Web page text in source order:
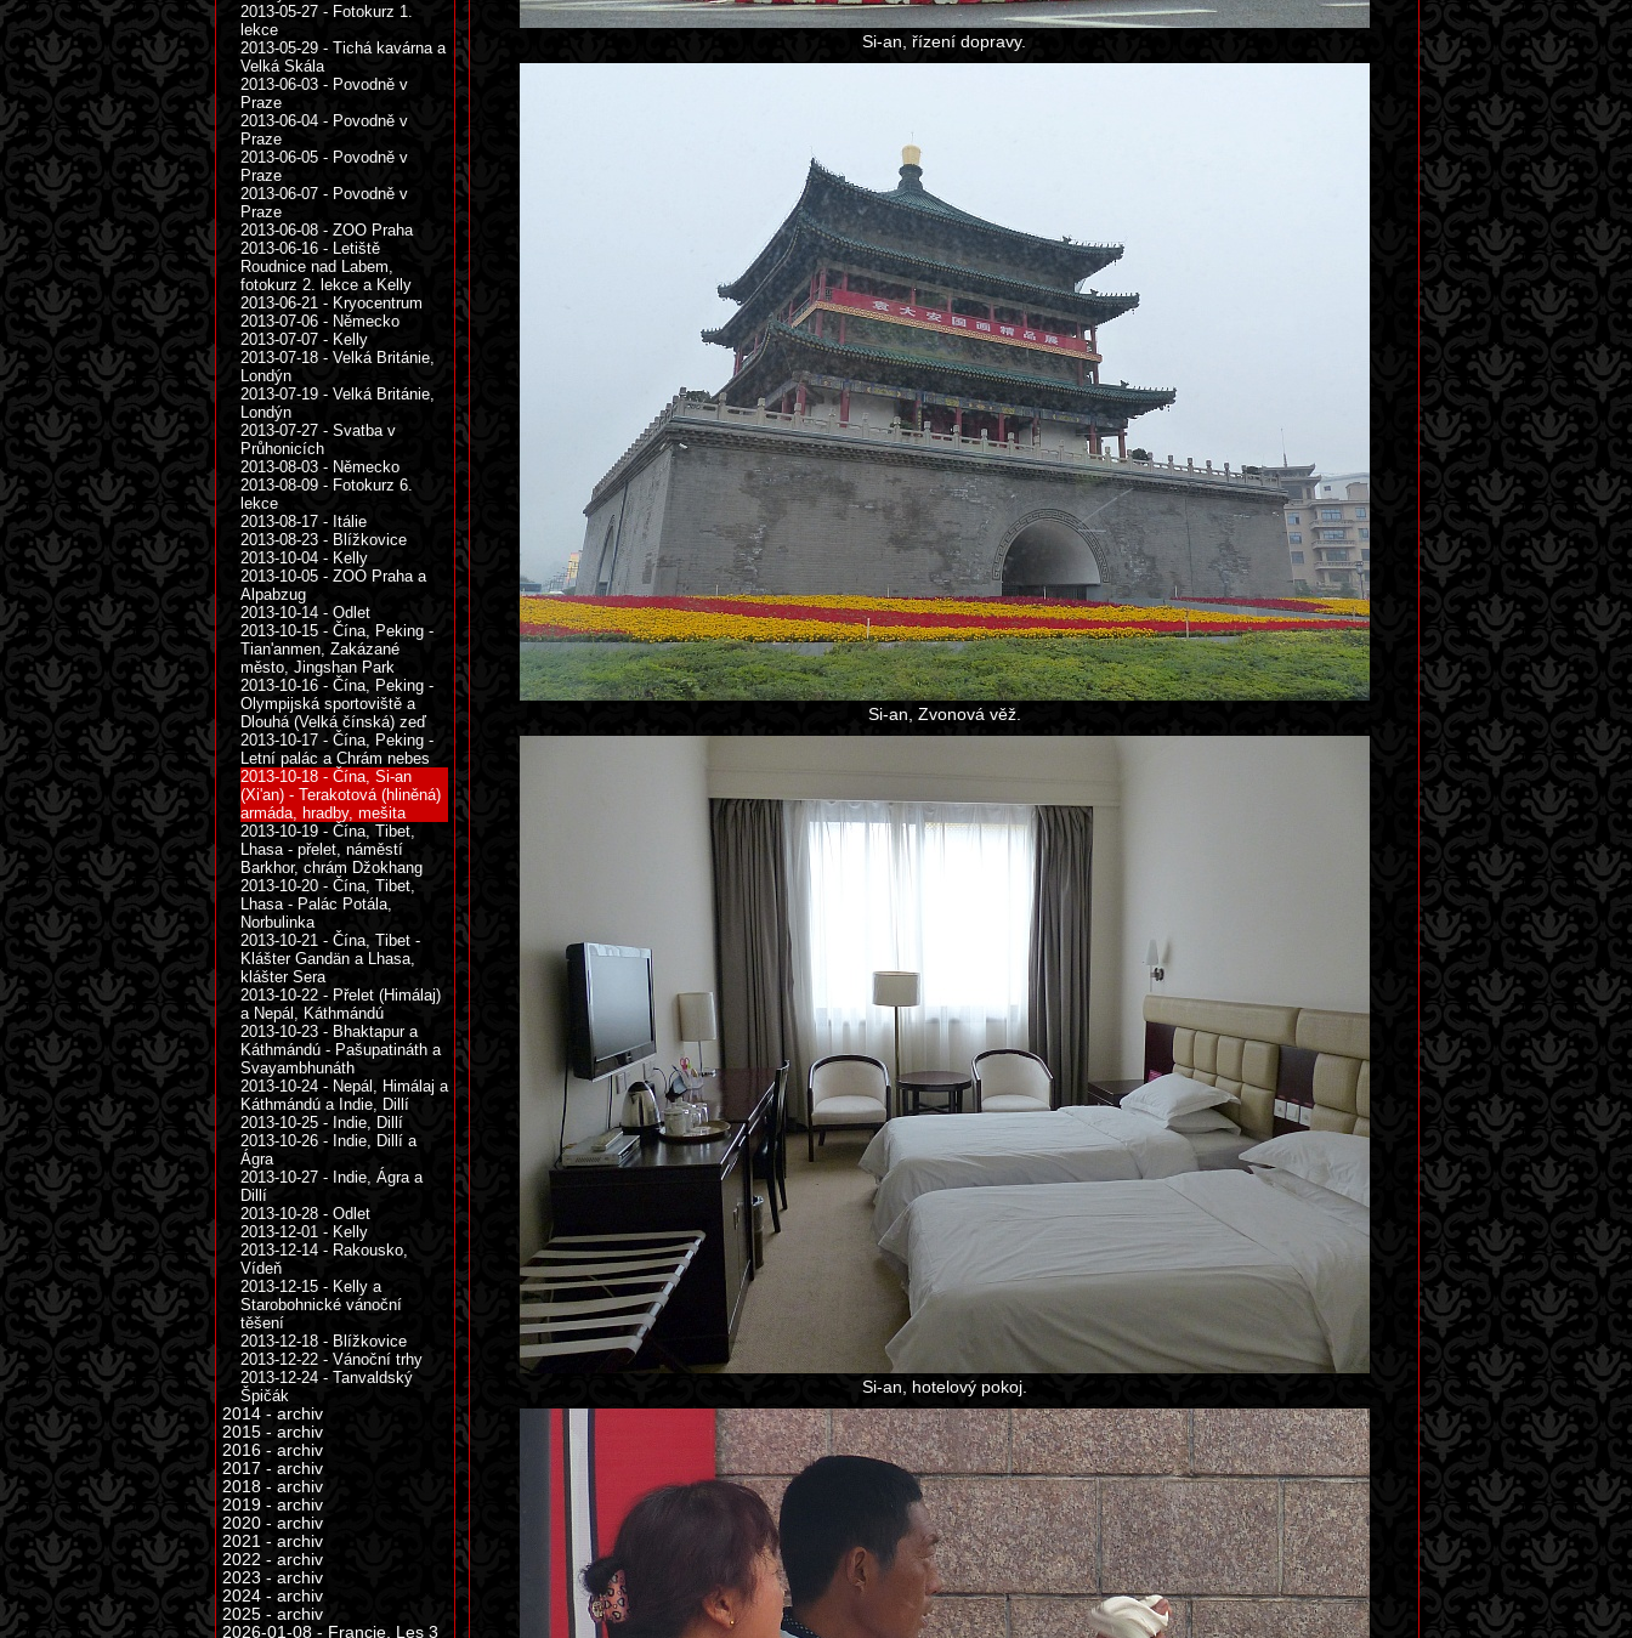
Si-an, řízení dopravy.
Si-an, Zvonová věž.
Si-an, hotelový pokoj.
2013-05-27 - Fotokurz 1.
lekce
2013-05-29 - Tichá kavárna a
Velká Skála
2013-06-03 - Povodně v
Praze
2013-06-04 - Povodně v
Praze
2013-06-05 - Povodně v
Praze
2013-06-07 - Povodně v
Praze
2013-06-08 - ZOO Praha
2013-06-16 - Letiště
Roudnice nad Labem,
fotokurz 2. lekce a Kelly
2013-06-21 - Kryocentrum
2013-07-06 - Německo
2013-07-07 - Kelly
2013-07-18 - Velká Británie,
Londýn
2013-07-19 - Velká Británie,
Londýn
2013-07-27 - Svatba v
Průhonicích
2013-08-03 - Německo
2013-08-09 - Fotokurz 6.
lekce
2013-08-17 - Itálie
2013-08-23 - Blížkovice
2013-10-04 - Kelly
2013-10-05 - ZOO Praha a
Alpabzug
2013-10-14 - Odlet
2013-10-15 - Čína, Peking -
Tian'anmen, Zakázané
město, Jingshan Park
2013-10-16 - Čína, Peking -
Olympijská sportoviště a
Dlouhá (Velká čínská) zeď
2013-10-17 - Čína, Peking -
Letní palác a Chrám nebes
2013-10-18 - Čína, Si-an
(Xi'an) - Terakotová (hliněná)
armáda, hradby, mešita
2013-10-19 - Čína, Tibet,
Lhasa - přelet, náměstí
Barkhor, chrám Džokhang
2013-10-20 - Čína, Tibet,
Lhasa - Palác Potála,
Norbulinka
2013-10-21 - Čína, Tibet -
Klášter Gandän a Lhasa,
klášter Sera
2013-10-22 - Přelet (Himálaj)
a Nepál, Káthmándú
2013-10-23 - Bhaktapur a
Káthmándú - Pašupatináth a
Svayambhunáth
2013-10-24 - Nepál, Himálaj a
Káthmándú a Indie, Dillí
2013-10-25 - Indie, Dillí
2013-10-26 - Indie, Dillí a
Ágra
2013-10-27 - Indie, Ágra a
Dillí
2013-10-28 - Odlet
2013-12-01 - Kelly
2013-12-14 - Rakousko,
Vídeň
2013-12-15 - Kelly a
Starobohnické vánoční
těšení
2013-12-18 - Blížkovice
2013-12-22 - Vánoční trhy
2013-12-24 - Tanvaldský
Špičák
2014 - archiv
2015 - archiv
2016 - archiv
2017 - archiv
2018 - archiv
2019 - archiv
2020 - archiv
2021 - archiv
2022 - archiv
2023 - archiv
2024 - archiv
2025 - archiv
2026-01-08 - Francie, Les 3